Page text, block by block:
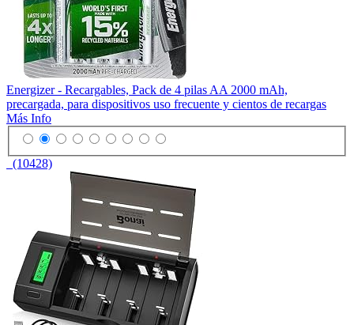
Energizer - Recargables, Pack de 4 pilas AA 2000 mAh,
precargada, para dispositivos uso frecuente y cientos de recargas
Más Info
(10428)